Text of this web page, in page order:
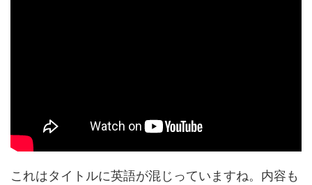
これはタイトルに英語が混じっていますね。内容も